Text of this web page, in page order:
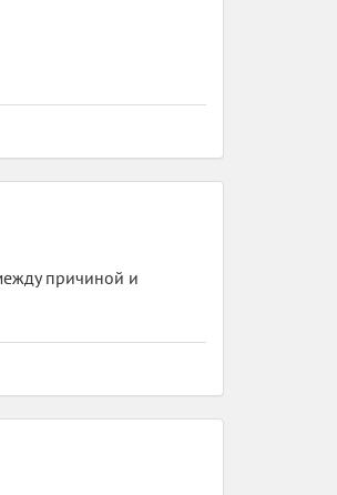
причиной и